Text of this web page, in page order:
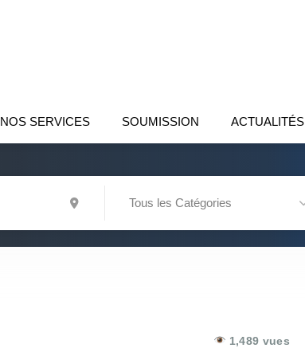
NOS SERVICES SOUMISSION ACTUALITÉS
Tous les Catégories
1,489 vues